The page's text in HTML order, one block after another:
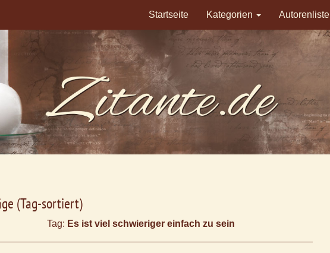
Startseite Kategorien Autorenliste
(Tag-sortiert)
Tag: Es ist viel schwieriger einfach zu sein